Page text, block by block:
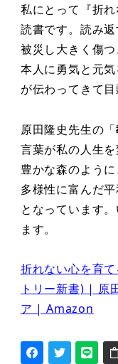
私にとって『折
読書です。読み
被災し大きく傷
本人に勇気と元
が伝わってきて目
原田隆史先生の「
言葉が私の人生
豊かな森のよう
多様性に富んだ
となっています
ます。
折れない心を育
トリー新書) | 原
ア | Amazon